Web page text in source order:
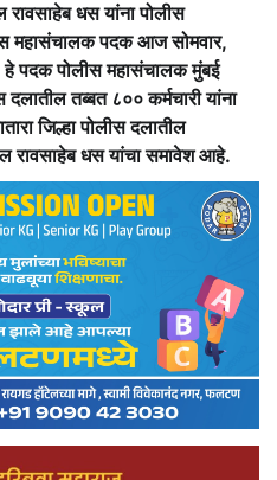
धस यांना पोलीस
महासंचालक पदक आज सोमवार,
हे पदक पोलीस महासंचालक मुंबई
दलातील तब्बत ८०० कर्मचारी यांना
जिल्हा पोलीस दलातील
रावसाहेब धस यांचा समावेश आहे.